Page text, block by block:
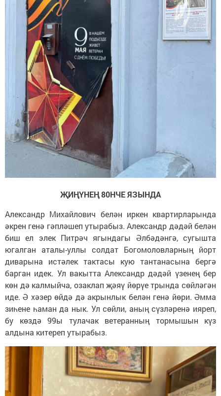
ҖИҢҮНЕҢ 80НЧЕ ЯЗЫНДА
Александр Михайлович белән иркен квартирларында
әкрен генә гәпләшеп утырабыз. Александр дәдәй белән
биш ел элек Питрәч ягындагы Әлбәдәнгә, сугышта
югалган аталы-уллы солдат Богомоловларның йорт
диварына истәлек тактасы кую тантанасына бергә
барган идек. Ул вакытта Александр дәдәй үзенең бер
көн дә калмыйча, озаклап җәяү йөрүе трында сөйләгән
иде. Ә хәзер өйдә дә акрынлык белән генә йөри. Әмма
зиһене һаман да нык. Ул сөйли, аның сүзләренә ияреп,
бу көздә 99ы тулачак ветеранның тормышын күз
алдына китереп утырабыз.